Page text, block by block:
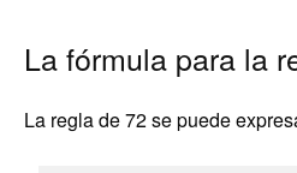
La fórmula para la
La regla de 72 se puede